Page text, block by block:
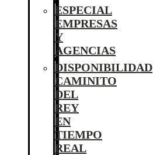
ESPECIAL
EMPRESAS
Y
AGENCIAS
DISPONIBILIDAD
CAMINITO
DEL
REY
EN
TIEMPO
REAL